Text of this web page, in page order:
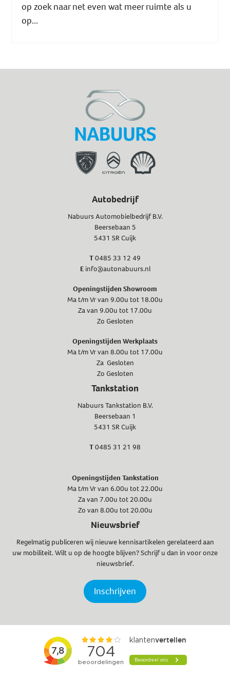
op zoek naar net even wat meer ruimte als u
op...
Autobedrijf
Nabuurs Automobielbedrijf B.V.
Beersebaan 5
5431 SR Cuijk
T0485 33 12 49
E info@autonabuurs.nl
Openingstijden Showroom
Ma t/m Vr van 9.00u tot 18.00u
Za van 9.00u tot 17.00u
Zo Gesloten
Openingstijden Werkplaats
Ma t/m Vr van 8.00u tot 17.00u
Za Gesloten
Zo Gesloten
Tankstation
Nabuurs Tankstation B.V.
Beersebaan 1
5431 SR Cuijk
T0485 31 21 98
Openingstijden Tankstation
Ma t/m Vr van 6.00u tot 22.00u
Za van 7.00u tot 20.00u
Zo van 8.00u tot 20.00u
Nieuwsbrief
Regelmatig publiceren wij nieuwe kennisartikelen gerelateerd aan
uw mobiliteit. Wilt u op de hoogte blijven? Schrijf u dan in voor onze
nieuwsbrief.
Inschrijven